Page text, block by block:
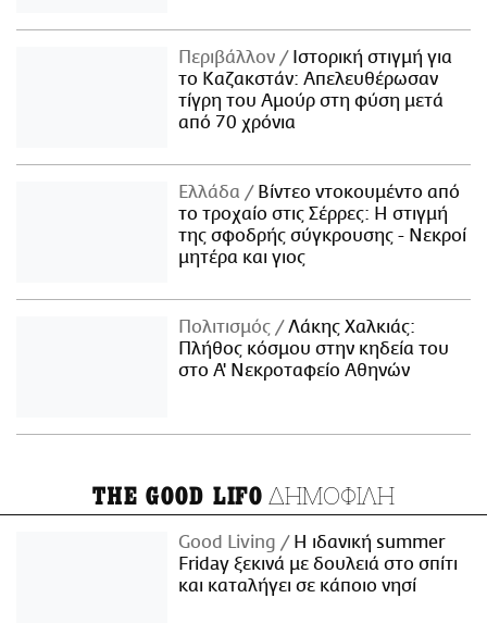
Περιβάλλον
Ιστορική στιγμή για
το Καζακστάν: Απελευθέρωσαν
τίγρη του Αμούρ στη φύση μετά
από 70 χρόνια
Ελλάδα
Βίντεο ντοκουμέντο από
το τροχαίο στις Σέρρες: Η στιγμή
της σφοδρής σύγκρουσης - Νεκροί
μητέρα και γιος
Πολιτισμός
Λάκης Χαλκιάς:
Πλήθος κόσμου στην κηδεία του
στο Α' Νεκροταφείο Αθηνών
THE GOOD LIFO ΔΗΜΟΦΙΛΗ
Good Living
Η ιδανική summer
Friday ξεκινά με δουλειά στο σπίτι
και καταλήγει σε κάποιο νησί